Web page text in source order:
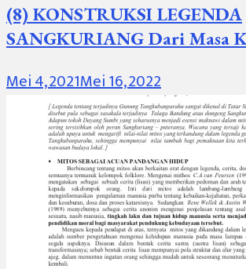
(8) KONSTRUKSI LEGENDA
SANGKURIANG Dari Masa
Mei 4, 2021Mei 16, 2022